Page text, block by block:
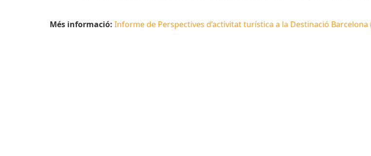
Més informació: Informe de Perspectives d’activitat turística a la Destinació Barcelona